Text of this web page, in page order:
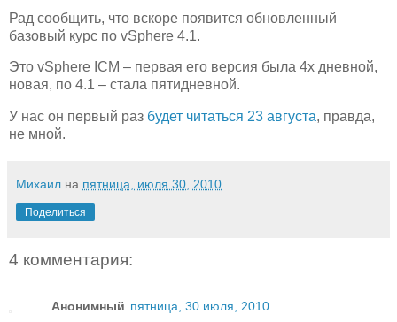
Рад сообщить, что вскоре появится обновленный
базовый курс по vSphere 4.1.
Это vSphere ICM – первая его версия была 4х дневной,
новая, по 4.1 – стала пятидневной.
У нас он первый раз будет читаться 23 августа, правда,
не мной.
Михаил на пятница, июля 30, 2010
Поделиться
4 комментария:
Анонимный пятница, 30 июля, 2010